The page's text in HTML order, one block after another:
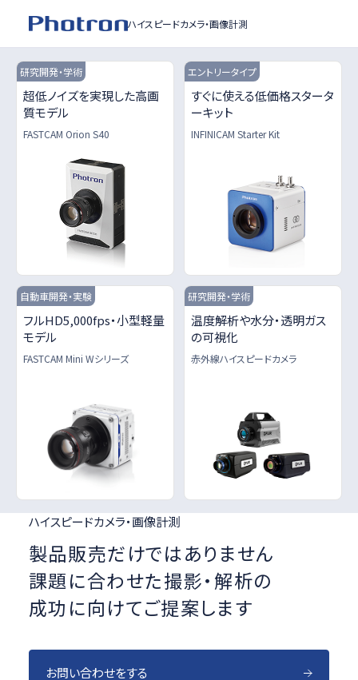
ハイスピードカメラ・画像計測
ハイスピードカメラ・画像計測
製品販売だけではありません
課題に合わせた撮影・解析の
成功に向けてご提案します
お問い合わせをする
研究開発・学術
超低ノイズを実現した高画
質モデル
FASTCAM Orion S40
エントリータイプ
すぐに使える低価格スタータ
ーキット
INFINICAM Starter Kit
自動車開発・実験
フルHD5,000fps・小型軽量
モデル
FASTCAM Mini Wシリーズ
研究開発・学術
温度解析や水分・透明ガス
の可視化
赤外線ハイスピードカメラ